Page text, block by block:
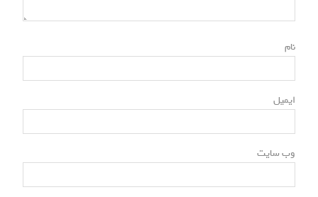
نام*
ایمیل*
وب‌ سایت